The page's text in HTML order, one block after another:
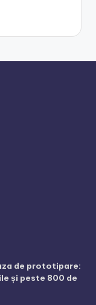
de prototipare:
și peste 800 de